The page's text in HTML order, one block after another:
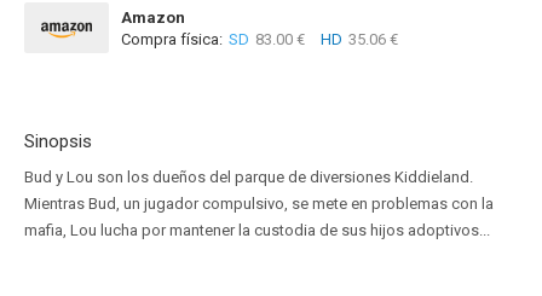
Amazon
Compra física: SD 83.00 € HD 35.06 €
Sinopsis
Bud y Lou son los dueños del parque de diversiones Kiddieland.
Mientras Bud, un jugador compulsivo, se mete en problemas con la
mafia, Lou lucha por mantener la custodia de sus hijos adoptivos...